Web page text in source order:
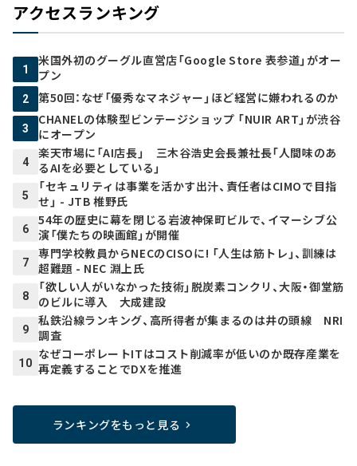
アクセスランキング
1
米国外初のグーグル直営店「Google Store 表参道」がオー
プン
2 第50回：なぜ「優秀なマネジャー」ほど経営に嫌われるのか
3
CHANELの体験型ビンテージショップ 「NUIR ART」が渋谷
にオープン
4
楽天市場に「AI店長」 三木谷浩史会長兼社長「人間味のあ
るAIを必要としている」
5
「セキュリティは事業を活かす出汁、責任者はCIMOで目指
せ」 - JTB 椎野氏
6
54年の歴史に幕を閉じる岩波神保町ビルで、イマーシブ公
演「僕たちの映画館」が開催
7
専門学校教員からNECのCISOに! 「人生は筋トレ」、訓練は
超難題 - NEC 淵上氏
8
「欲しい人がいなかった技術」脱炭素コンクリ、大阪・御堂筋
のビルに導入 大成建設
9
私鉄沿線ランキング、高所得者が集まるのは井の頭線 NRI
調査
10
なぜコーポレートITはコスト削減率が低いのか――既存産業を
再定義することでDXを推進
ランキングをもっと見る